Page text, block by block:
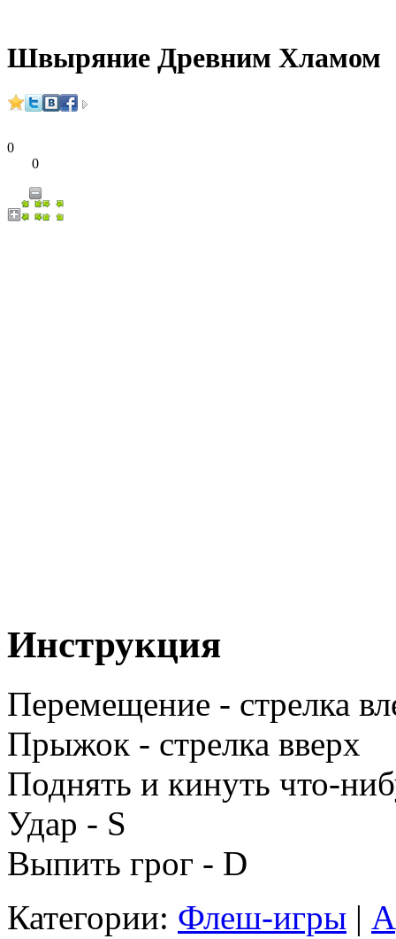
Швыряние Древним Хламом
0
0
Инструкция
Перемещение - стрелка
Прыжок - стрелка вверх
Поднять и кинуть что-
Удар - S
Выпить грог - D
Категории: Флеш-игры |